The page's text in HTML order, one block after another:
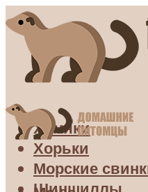
Хомяки
Хорьки
Морские